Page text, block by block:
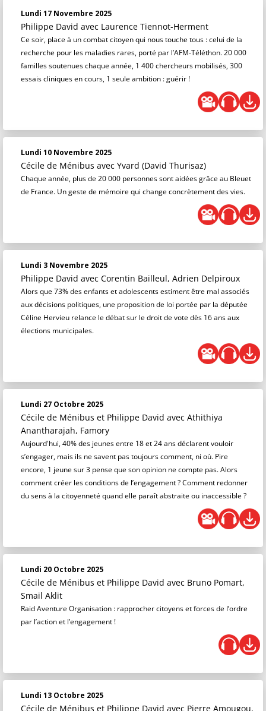
Lundi 17 Novembre 2025
Philippe David avec Laurence Tiennot-Herment
Ce soir, place à un combat citoyen qui nous touche tous : celui de la
recherche pour les maladies rares, porté par l’AFM-Téléthon. 20 000
familles soutenues chaque année, 1 400 chercheurs mobilisés, 300
essais cliniques en cours, 1 seule ambition : guérir !
Lundi 10 Novembre 2025
Cécile de Ménibus avec Yvard (David Thurisaz)
Chaque année, plus de 20 000 personnes sont aidées grâce au Bleuet
de France. Un geste de mémoire qui change concrètement des vies.
Lundi 3 Novembre 2025
Philippe David avec Corentin Bailleul, Adrien Delpiroux
Alors que 73% des enfants et adolescents estiment être mal associés
aux décisions politiques, une proposition de loi portée par la députée
Céline Hervieu relance le débat sur le droit de vote dès 16 ans aux
élections municipales.
Lundi 27 Octobre 2025
Cécile de Ménibus et Philippe David avec Athithiya
Anantharajah, Famory
Aujourd'hui, 40% des jeunes entre 18 et 24 ans déclarent vouloir
s’engager, mais ils ne savent pas toujours comment, ni où. Pire
encore, 1 jeune sur 3 pense que son opinion ne compte pas. Alors
comment créer les conditions de l’engagement ? Comment redonner
du sens à la citoyenneté quand elle paraît abstraite ou inaccessible ?
Lundi 20 Octobre 2025
Cécile de Ménibus et Philippe David avec Bruno Pomart,
Smail Aklit
Raid Aventure Organisation : rapprocher citoyens et forces de l’ordre
par l’action et l’engagement !
Lundi 13 Octobre 2025
Cécile de Ménibus et Philippe David avec Pierre Amougou,